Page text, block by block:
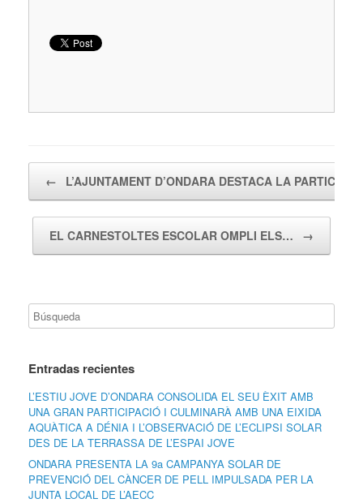
← L’AJUNTAMENT D’ONDARA DESTACA LA
EL CARNESTOLTES ESCOLAR OMPLI ELS… →
Entradas recientes
L’ESTIU JOVE D’ONDARA CONSOLIDA EL SEU ÈXIT AMB
UNA GRAN PARTICIPACIÓ I CULMINARÀ AMB UNA EIXIDA
AQUÀTICA A DÉNIA I L’OBSERVACIÓ DE L’ECLIPSI SOLAR
DES DE LA TERRASSA DE L’ESPAI JOVE
ONDARA PRESENTA LA 9a CAMPANYA SOLAR DE
PREVENCIÓ DEL CÀNCER DE PELL IMPULSADA PER LA
JUNTA LOCAL DE L’AECC